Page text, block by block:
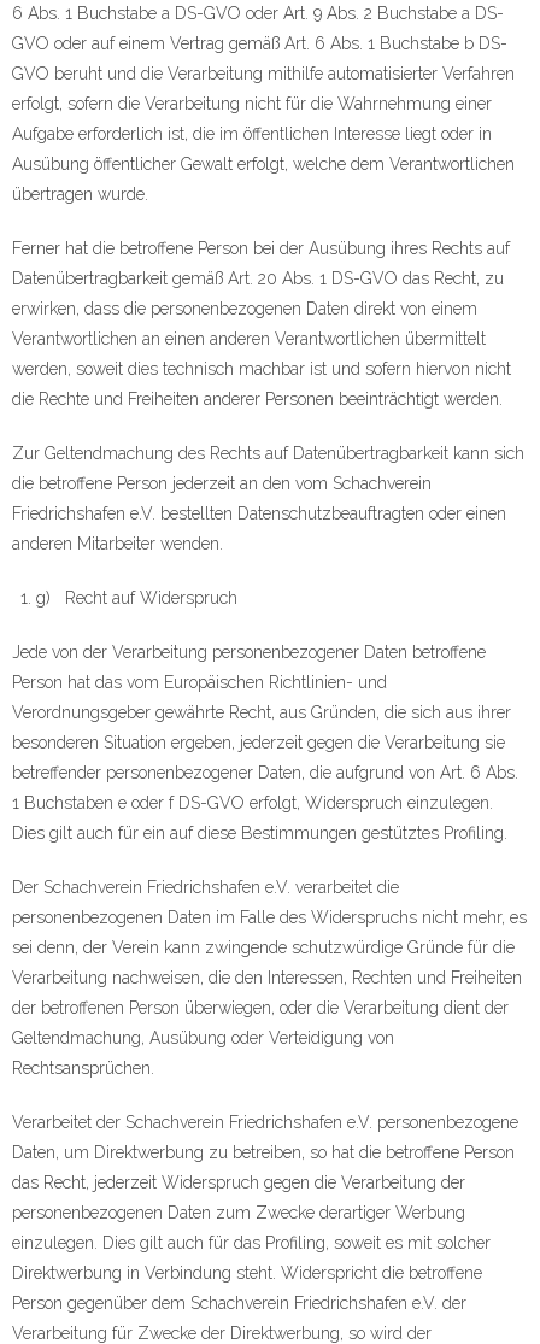
6 Abs. 1 Buchstabe a DS-GVO oder Art. 9 Abs. 2 Buchstabe a DS-
GVO oder auf einem Vertrag gemäß Art. 6 Abs. 1 Buchstabe b DS-
GVO beruht und die Verarbeitung mithilfe automatisierter Verfahren
erfolgt, sofern die Verarbeitung nicht für die Wahrnehmung einer
Aufgabe erforderlich ist, die im öffentlichen Interesse liegt oder in
Ausübung öffentlicher Gewalt erfolgt, welche dem Verantwortlichen
übertragen wurde.
Ferner hat die betroffene Person bei der Ausübung ihres Rechts auf
Datenübertragbarkeit gemäß Art. 20 Abs. 1 DS-GVO das Recht, zu
erwirken, dass die personenbezogenen Daten direkt von einem
Verantwortlichen an einen anderen Verantwortlichen übermittelt
werden, soweit dies technisch machbar ist und sofern hiervon nicht
die Rechte und Freiheiten anderer Personen beeinträchtigt werden.
Zur Geltendmachung des Rechts auf Datenübertragbarkeit kann sich
die betroffene Person jederzeit an den vom Schachverein
Friedrichshafen e.V. bestellten Datenschutzbeauftragten oder einen
anderen Mitarbeiter wenden.
g) Recht auf Widerspruch
Jede von der Verarbeitung personenbezogener Daten betroffene
Person hat das vom Europäischen Richtlinien- und
Verordnungsgeber gewährte Recht, aus Gründen, die sich aus ihrer
besonderen Situation ergeben, jederzeit gegen die Verarbeitung sie
betreffender personenbezogener Daten, die aufgrund von Art. 6 Abs.
1 Buchstaben e oder f DS-GVO erfolgt, Widerspruch einzulegen.
Dies gilt auch für ein auf diese Bestimmungen gestütztes Profiling.
Der Schachverein Friedrichshafen e.V. verarbeitet die
personenbezogenen Daten im Falle des Widerspruchs nicht mehr, es
sei denn, der Verein kann zwingende schutzwürdige Gründe für die
Verarbeitung nachweisen, die den Interessen, Rechten und Freiheiten
der betroffenen Person überwiegen, oder die Verarbeitung dient der
Geltendmachung, Ausübung oder Verteidigung von
Rechtsansprüchen.
Verarbeitet der Schachverein Friedrichshafen e.V. personenbezogene
Daten, um Direktwerbung zu betreiben, so hat die betroffene Person
das Recht, jederzeit Widerspruch gegen die Verarbeitung der
personenbezogenen Daten zum Zwecke derartiger Werbung
einzulegen. Dies gilt auch für das Profiling, soweit es mit solcher
Direktwerbung in Verbindung steht. Widerspricht die betroffene
Person gegenüber dem Schachverein Friedrichshafen e.V. der
Verarbeitung für Zwecke der Direktwerbung, so wird der